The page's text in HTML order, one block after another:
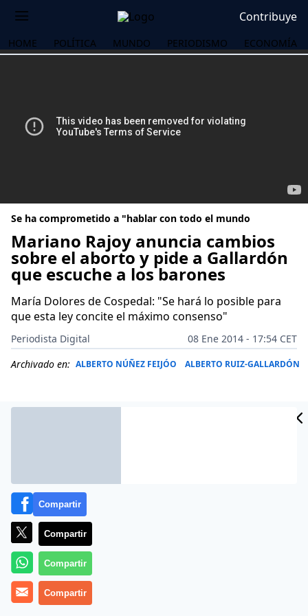
Contribuye
HOME POLÍTICA MUNDO PERIODISMO ECONOMÍA
Se ha comprometido a "hablar con todo el mundo
Mariano Rajoy anuncia cambios
sobre el aborto y pide a Gallardón
que escuche a los barones
María Dolores de Cospedal: "Se hará lo posible para
que esta ley concite el máximo consenso"
Periodista Digital
08 Ene 2014 - 17:54 CET
Archivado en: ALBERTO NÚÑEZ FEIJÓO ALBERTO RUIZ-GALLARDÓN
Más información
Compartir
Compartir
Compartir
Compartir